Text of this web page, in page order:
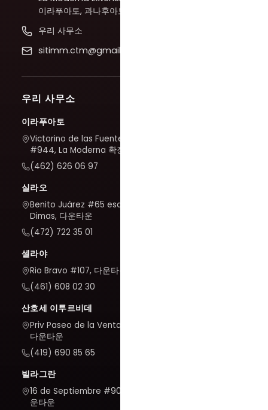
이라푸아토, 과나후아토
우리 사무소
sitimm.ctm@gmail.com
우리 사무소
이라푸아토
Victorino de las Fuentes
#944, La Moderna 확장
(462) 626 06 97
실라오
Benito Juárez #65 esq. San
Dimas, 다운타운
(472) 722 35 01
셀라야
Rio Bravo #107, 다운타운
(461) 608 02 30
산호세 이투르비데
Priv Paseo de la Venta #7,
다운타운
(419) 690 85 65
빌라그란
16 de Septiembre #909, 다
운타운